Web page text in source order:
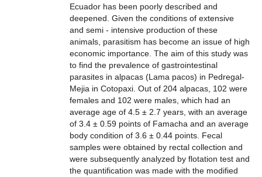
Ecuador has been poorly described and
deepened. Given the conditions of extensive
and semi - intensive production of these
animals, parasitism has become an issue of high
economic importance. The aim of this study was
to find the prevalence of gastrointestinal
parasites in alpacas (Lama pacos) in Pedregal-
Mejia in Cotopaxi. Out of 204 alpacas, 102 were
females and 102 were males, which had an
average age of 4.5 ± 2.7 years, with an average
of 3.4 ± 0.59 points of Famacha and an average
body condition of 3.6 ± 0.44 points. Fecal
samples were obtained by rectal collection and
were subsequently analyzed by flotation test and
the quantification was made with the modified